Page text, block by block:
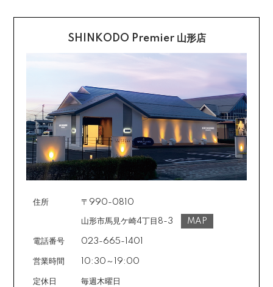
知らせいたしますので、その後着払いでお送りくださ
返品の詳細はこちら
カード不要の分割払い 【無金利で最大
60回分割】
《ショッピングクレジット》
ご注文受付メールにあわせて、お手続き用のURLをEメ
ールまたはショートメールにてお送りいたします。必要
事項をご入力の上、お手続きをお願いいたします。分割
回数は基本的に10～60回の中からお選びいただきま
場合によっては2～6回も可能ですのでご希望のお客様は
ご注文時に備考欄でお知らせください。※ショッピングク
SHINKODO Premier 山形店
住所 〒990-0810
山形市馬見ケ崎4丁目8-3 MAP
電話番号 023-665-1401
営業時間 10:30～19:00
定休日 毎週木曜日